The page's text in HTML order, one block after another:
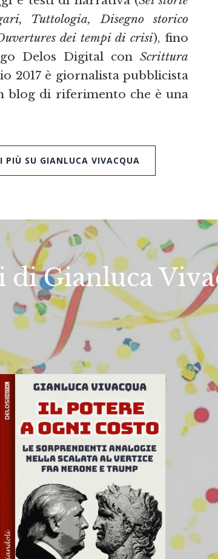
Tuttologia, Disegno storico
dei tempi di crisi), fino
Delos Digital con Scrittura
2017 è giornalista pubblicista
blog di riferimento che è una
PIÙ SU GIANLUCA VIVACQUA
Gianluca